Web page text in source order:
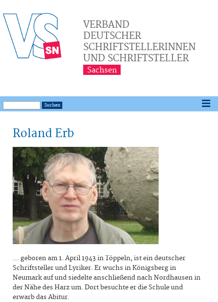
VERBAND
DEUTSCHER
SCHRIFTSTELLERINNEN
UND SCHRIFTSTELLER
Sachsen
Roland Erb
… geboren am 1. April 1943 in Töppeln, ist ein deutscher
Schriftsteller und Lyriker. Er wuchs in Königsberg in
Neumark auf und siedelte anschließend nach Nordhausen in
der Nähe des Harz um. Dort besuchte er die Schule und
erwarb das Abitur.